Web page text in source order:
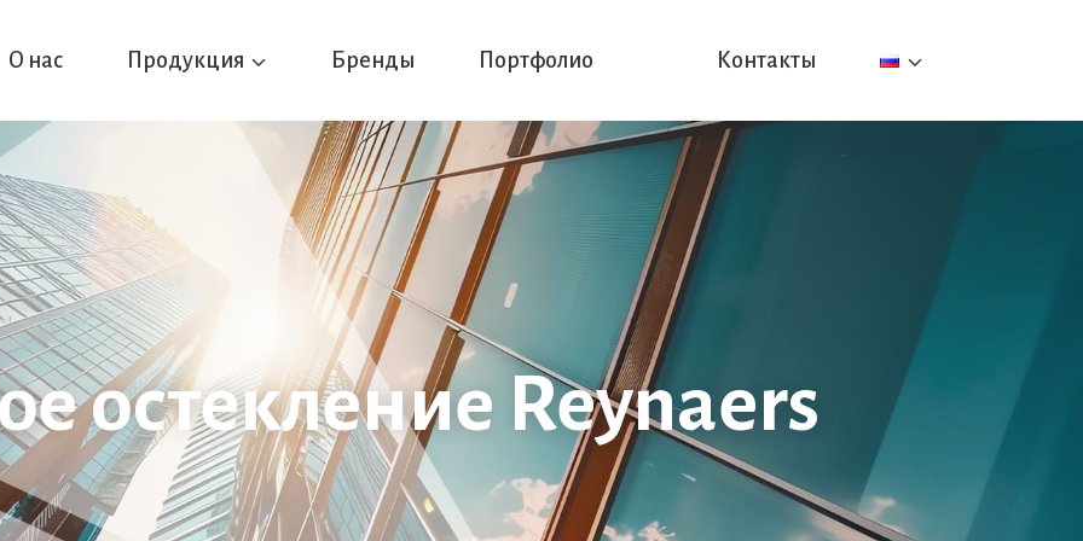
О нас Продукция Бренды Портфолио Контакты
остекление Reynaers